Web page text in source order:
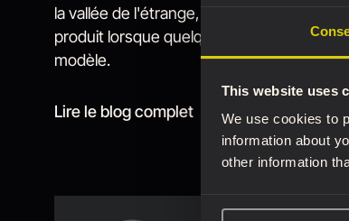
This website uses
We use cookies to
information about
other information
la vallée de l'étrange, le phénomène qui se
produit lorsque quelque chose ne va pas
modèle.
Lire le blog complet